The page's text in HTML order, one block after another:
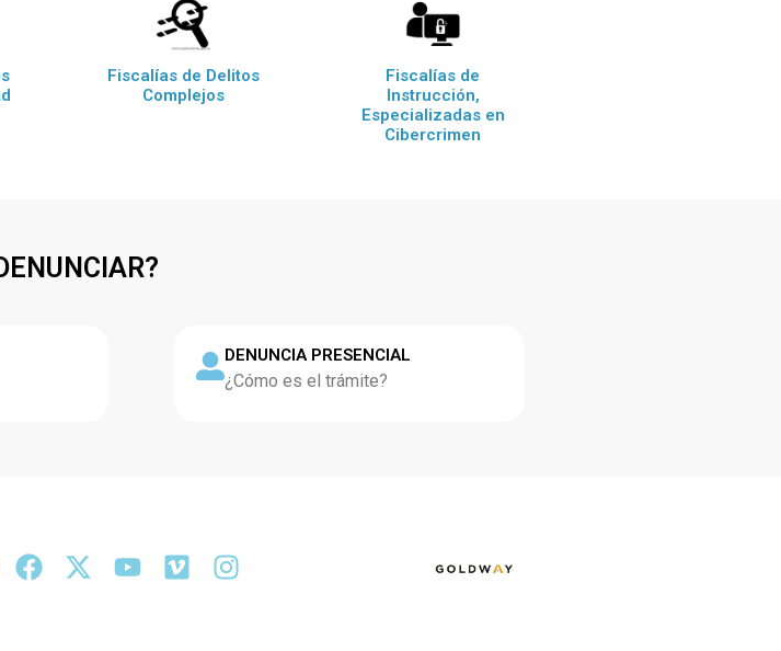
Fiscalías de Delitos
Complejos
Fiscalías de
Instrucción,
Especializadas en
Cibercrimen
DENUNCIA PRESENCIAL
¿Cómo es el trámite?